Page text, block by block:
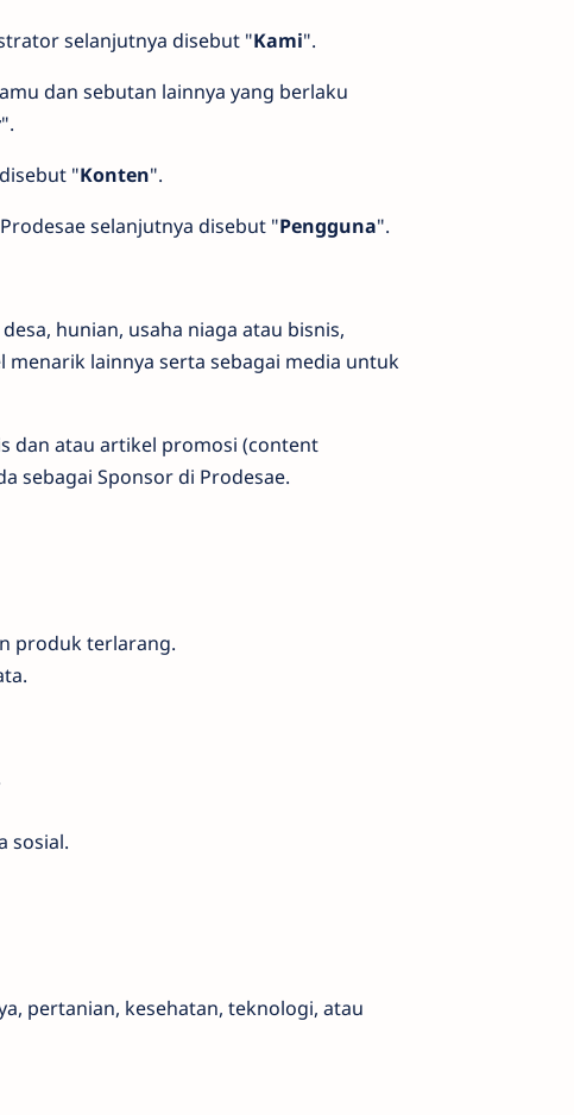
selanjutnya disebut "Kami".
dan sebutan lainnya yang berlaku
".
"Konten".
selanjutnya disebut "Pengguna".
hunian, usaha niaga atau bisnis,
lainnya serta sebagai media untuk
dan atau artikel promosi (content
sebagai Sponsor di Prodesae.
produk terlarang.
sosial.
pertanian, kesehatan, teknologi, atau